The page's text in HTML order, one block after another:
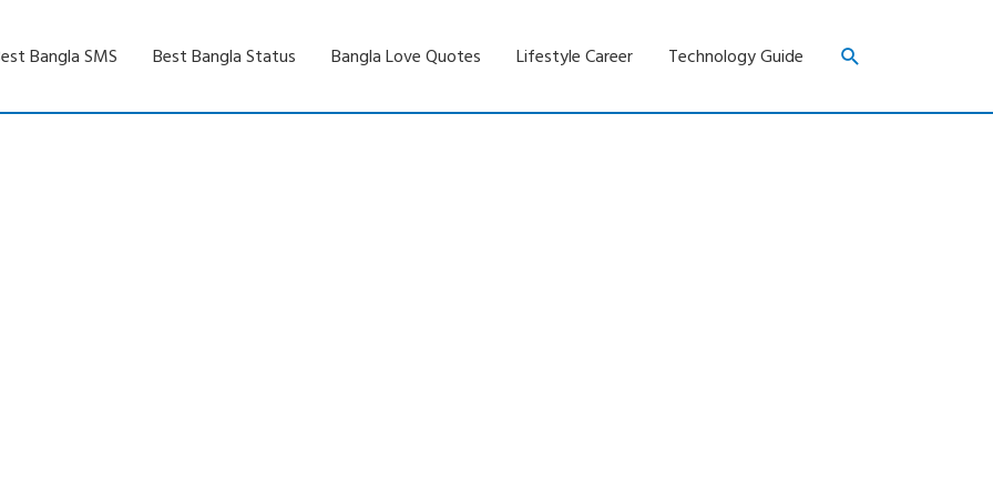
Bangla SMS Best Bangla Status Bangla Love Quotes Lifestyle Career Technology Guide Search